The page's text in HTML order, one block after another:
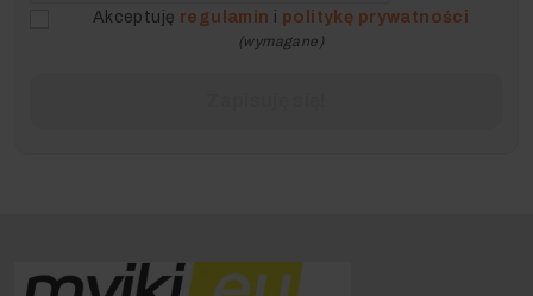
Akceptuję regulamin i politykę prywatności
(wymagane)